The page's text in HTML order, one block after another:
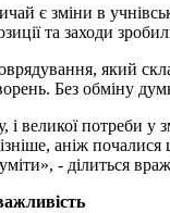
є зміни в
та заходи
який
Без обміну
і великої потреби
аніж
- ділиться